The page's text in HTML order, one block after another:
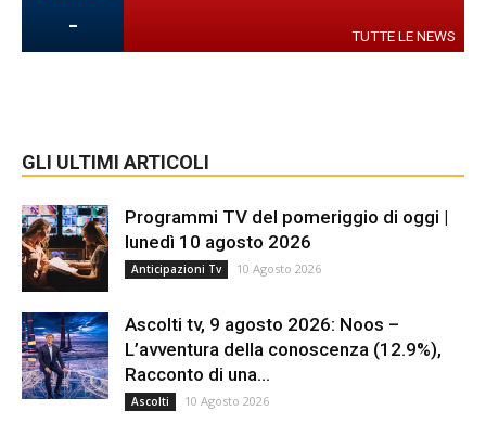
- TUTTE LE NEWS
GLI ULTIMI ARTICOLI
Programmi TV del pomeriggio di oggi |
lunedì 10 agosto 2026
Anticipazioni Tv 10 Agosto 2026
Ascolti tv, 9 agosto 2026: Noos –
L’avventura della conoscenza (12.9%),
Racconto di una...
Ascolti 10 Agosto 2026